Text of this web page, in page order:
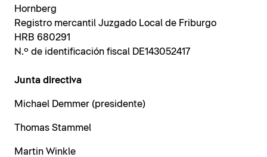
Hornberg
Registro mercantil Juzgado Local de Friburgo
HRB 680291
N.º de identificación fiscal DE143052417
Junta directiva
Michael Demmer (presidente)
Thomas Stammel
Martin Winkle